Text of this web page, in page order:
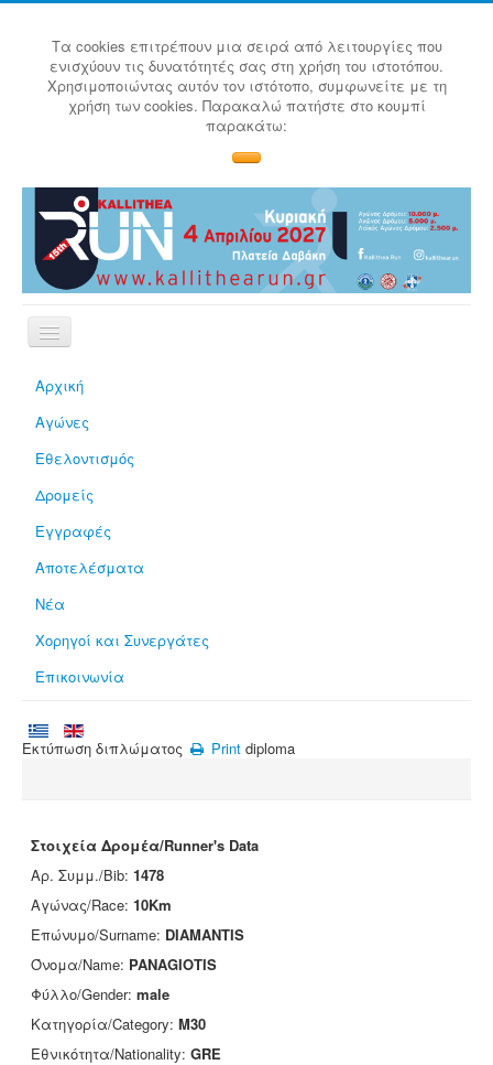
Τα cookies επιτρέπουν μια σειρά από λειτουργίες που
ενισχύουν τις δυνατότητές σας στη χρήση του ιστοτόπου.
Χρησιμοποιώντας αυτόν τον ιστότοπο, συμφωνείτε με τη
χρήση των cookies. Παρακαλώ πατήστε στο κουμπί
παρακάτω:
Αρχική
Αγώνες
Εθελοντισμός
Δρομείς
Εγγραφές
Αποτελέσματα
Νέα
Χορηγοί και Συνεργάτες
Επικοινωνία
Εκτύπωση διπλώματος Print diploma
Στοιχεία Δρομέα/Runner's Data
Αρ. Συμμ./Bib: 1478
Αγώνας/Race: 10Km
Επώνυμο/Surname: DIAMANTIS
Όνομα/Name: PANAGIOTIS
Φύλλο/Gender: male
Κατηγορία/Category: M30
Εθνικότητα/Nationality: GRE